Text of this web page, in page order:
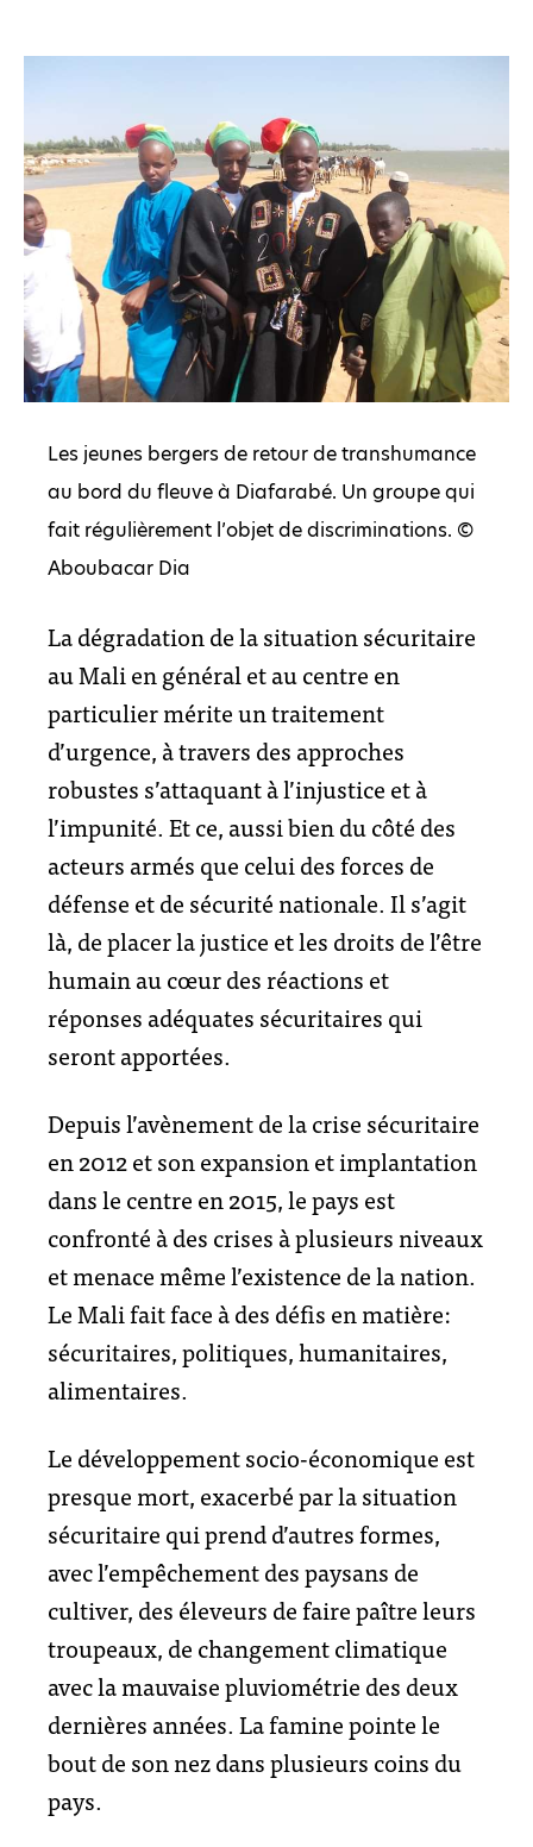
Les jeunes bergers de retour de transhumance
au bord du fleuve à Diafarabé. Un groupe qui
fait régulièrement l’objet de discriminations. ©
Aboubacar Dia
La dégradation de la situation sécuritaire
au Mali en général et au centre en
particulier mérite un traitement
d’urgence, à travers des approches
robustes s’attaquant à l’injustice et à
l’impunité. Et ce, aussi bien du côté des
acteurs armés que celui des forces de
défense et de sécurité nationale. Il s’agit
là, de placer la justice et les droits de l’être
humain au cœur des réactions et
réponses adéquates sécuritaires qui
seront apportées.
Depuis l’avènement de la crise sécuritaire
en 2012 et son expansion et implantation
dans le centre en 2015, le pays est
confronté à des crises à plusieurs niveaux
et menace même l’existence de la nation.
Le Mali fait face à des défis en matière:
sécuritaires, politiques, humanitaires,
alimentaires.
Le développement socio-économique est
presque mort, exacerbé par la situation
sécuritaire qui prend d’autres formes,
avec l’empêchement des paysans de
cultiver, des éleveurs de faire paître leurs
troupeaux, de changement climatique
avec la mauvaise pluviométrie des deux
dernières années. La famine pointe le
bout de son nez dans plusieurs coins du
pays.